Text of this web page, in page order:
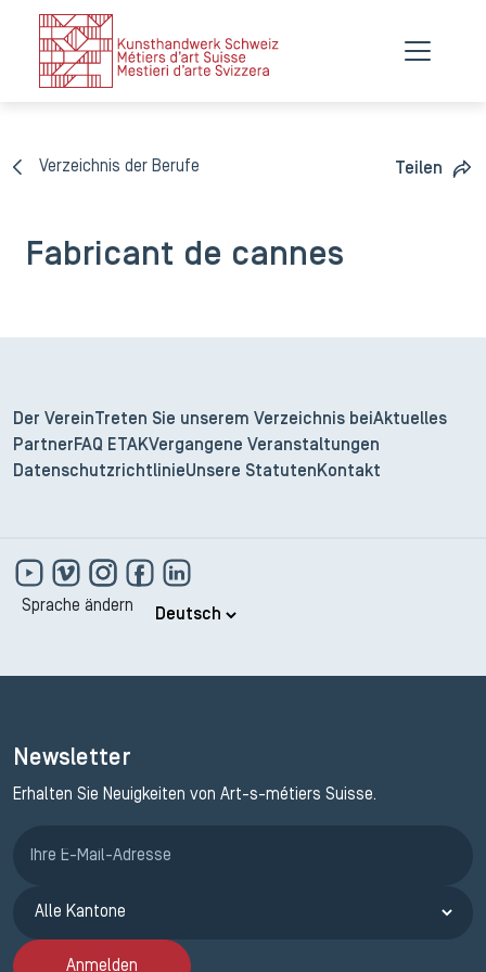
Verzeichnis der Berufe Teilen
Fabricant de cannes
Der Verein Treten Sie unserem Verzeichnis bei Aktuelles
Partner FAQ ETAKVergangene Veranstaltungen
DatenschutzrichtlinieUnsere Statuten Kontakt
Sprache ändern
Newsletter
Erhalten Sie Neuigkeiten von Art-s-métiers Suisse.
Anmelden